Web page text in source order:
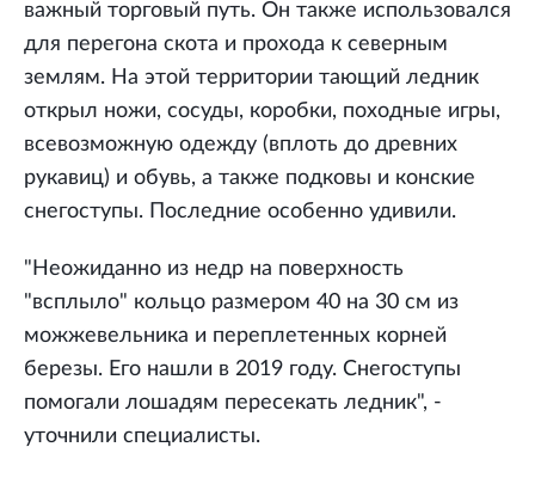
важный торговый путь. Он также использовался
для перегона скота и прохода к северным
землям. На этой территории тающий ледник
открыл ножи, сосуды, коробки, походные игры,
всевозможную одежду (вплоть до древних
рукавиц) и обувь, а также подковы и конские
снегоступы. Последние особенно удивили.
"Неожиданно из недр на поверхность
"всплыло" кольцо размером 40 на 30 см из
можжевельника и переплетенных корней
березы. Его нашли в 2019 году. Снегоступы
помогали лошадям пересекать ледник", -
уточнили специалисты.